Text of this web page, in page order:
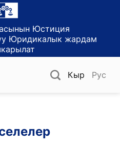
Юстиция
Юридикалык жардам
Кыр Рус